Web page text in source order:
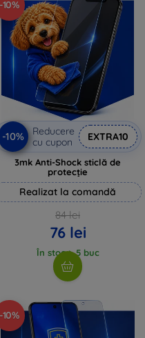
-10%
-10%
Reducere
cu cupon
EXTRA10
3mk Anti-Shock sticlă de
protecție
Realizat la comandă
84 lei
76 lei
În stoc > 5 buc
-10%